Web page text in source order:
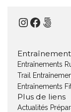
Instagram
500px
Entraînements
Trail
Entraînements
Plus de liens
Actualités